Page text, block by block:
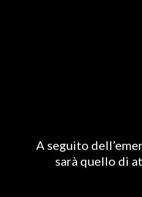
A seguito
sarà quello di